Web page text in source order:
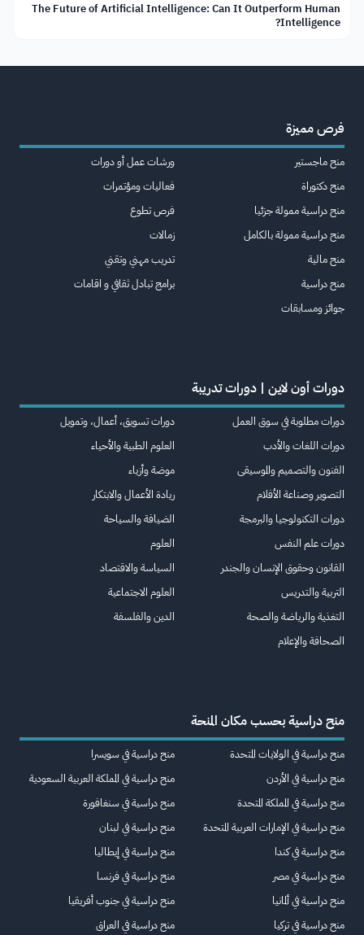
The Future of Artificial Intelligence: Can It Outperform Human
Intelligence?
فرص مميزة
منح ماجستير
منح دكتوراة
منح دراسية ممولة جزئيا
منح دراسية ممولة بالكامل
منح مالية
منح دراسية
جوائز ومسابقات
ورشات عمل أو دورات
فعاليات ومؤتمرات
فرص تطوع
زمالات
تدريب مهني وتقني
برامج تبادل ثقافي و اقامات
دورات أون لاين | دورات تدريبة
دورات مطلوبة في سوق العمل
دورات اللغات والأدب
الفنون والتصميم والموسيقى
التصوير وصناعة الأفلام
دورات التكنولوجيا والبرمجة
دورات علم النفس
القانون وحقوق الإنسان والجندر
التربية والتدريس
التغذية والرياضة والصحة
الصحافة والإعلام
دورات تسويق، أعمال، وتمويل
العلوم الطبية والأحياء
موضة وأزياء
ريادة الأعمال والابتكار
الضيافة والسياحة
العلوم
السياسة والاقتصاد
العلوم الاجتماعية
الدين والفلسفة
منح دراسية بحسب مكان المنحة
منح دراسية في الولايات المتحدة
منح دراسية في الأردن
منح دراسية في المملكة المتحدة
منح دراسية في الإمارات العربية المتحدة
منح دراسية في كندا
منح دراسية في مصر
منح دراسية في ألمانيا
منح دراسية في تركيا
منح دراسية في سويسرا
منح دراسية في المملكة العربية السعودية
منح دراسية في سنغافورة
منح دراسية في لبنان
منح دراسية في إيطاليا
منح دراسية في فرنسا
منح دراسية في جنوب أفريقيا
منح دراسية في العراق